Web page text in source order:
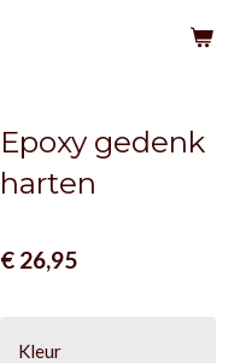
Epoxy gedenk
harten
€ 26,95
Kleur